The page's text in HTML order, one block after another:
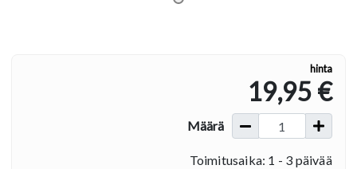
hinta
19,95 €
Määrä
Toimitusaika: 1 - 3 päivää